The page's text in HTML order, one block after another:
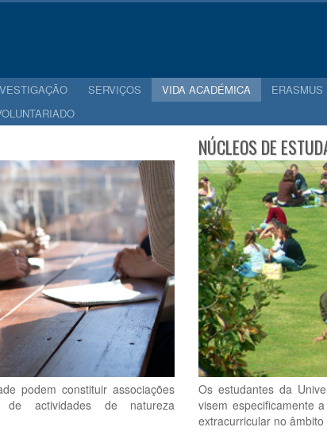
SERVIÇOS VIDA ACADÉMICA ERASMUS
podem constituir associações
actividades de natureza
NÚCLEOS DE
Os estudantes da
visem especificamente
extracurricular no